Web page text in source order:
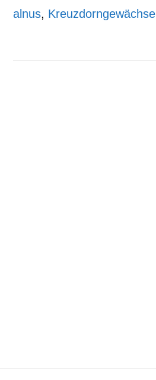
alnus, Kreuzdorngewächse